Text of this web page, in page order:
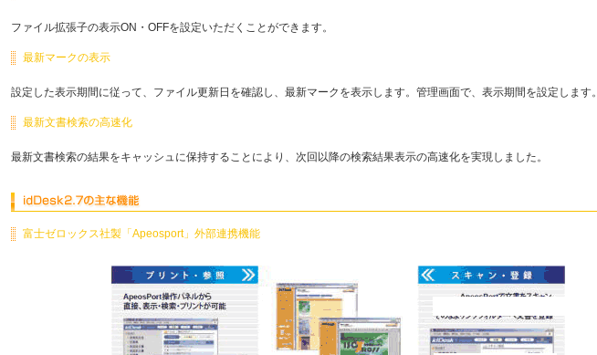
ファイル拡張子の表示ON・OFFを設定いただくことができます。
最新マークの表示
設定した表示期間に従って、ファイル更新日を確認し、最新マークを表示します。管理画面で、表示期間を設定します。
最新文書検索の高速化
最新文書検索の結果をキャッシュに保持することにより、次回以降の検索結果表示の高速化を実現しました。
富士ゼロックス社製「Apeosport」外部連携機能